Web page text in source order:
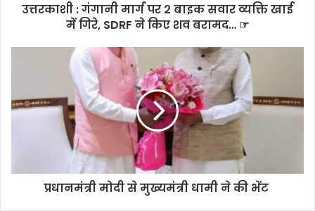
उत्तरकाशी : गंगानी मार्ग पर 2 बाइक सवार व्यक्ति खाई
में गिरे, SDRF ने किए शव बरामद… ☞
प्रधानमंत्री मोदी से मुख्यमंत्री धामी ने की भेंट